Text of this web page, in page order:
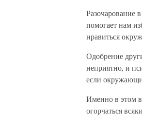
Разочарование
помогает нам
нравиться
Одобрение
неприятно, и
если
Именно в этом
огорчаться